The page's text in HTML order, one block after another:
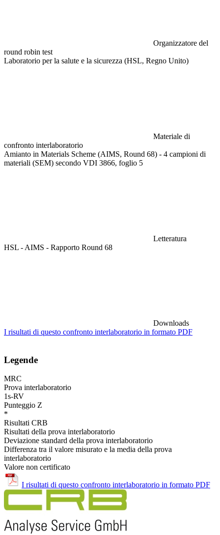
Organizzatore del
round robin test
Laboratorio per la salute e la sicurezza (HSL, Regno Unito)
Materiale di
confronto interlaboratorio
Amianto in Materials Scheme (AIMS, Round 68) - 4 campioni di
materiali (SEM) secondo VDI 3866, foglio 5
Letteratura
HSL - AIMS - Rapporto Round 68
Downloads
I risultati di questo confronto interlaboratorio in formato PDF
Legende
MRC
Prova interlaboratorio
1s-RV
Punteggio Z
*
Risultati CRB
Risultati della prova interlaboratorio
Deviazione standard della prova interlaboratorio
Differenza tra il valore misurato e la media della prova
interlaboratorio
Valore non certificato
I risultati di questo confronto interlaboratorio in formato PDF